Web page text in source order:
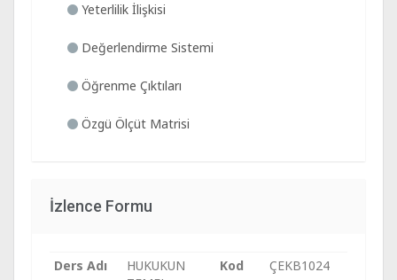
Yeterlilik İlişkisi
Değerlendirme Sistemi
Öğrenme Çıktıları
Özgü Ölçüt Matrisi
İzlence Formu
Ders Adı
HUKUKUN
Kod ÇEKB1024